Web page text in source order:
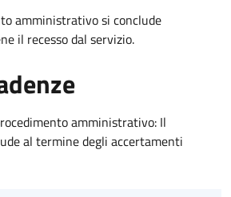
amministrativo si conclude
il recesso dal servizio.
amministrativo: Il
al termine degli accertamenti